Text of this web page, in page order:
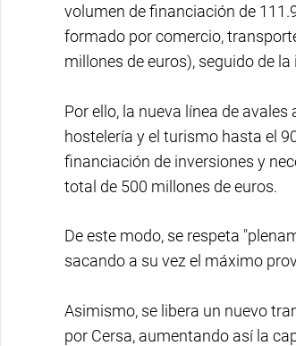
volumen de financiación de
formado por comercio,
millones de euros), seguido de
Por ello, la nueva línea de
hostelería y el turismo hasta el
financiación de inversiones y
total de 500 millones de euros.
De este modo, se respeta
sacando a su vez el máximo
Asimismo, se libera un nuevo
por Cersa, aumentando así la